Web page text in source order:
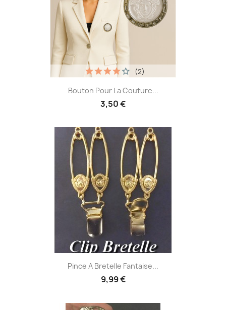
Bouton Pour La Couture...
3,50 €
(2)
Pince A Bretelle Fantaise...
9,99 €